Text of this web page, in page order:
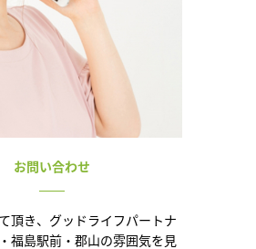
お問い合わせ
頂き、グッドライフパートナ
福島駅前・郡山の雰囲気を見